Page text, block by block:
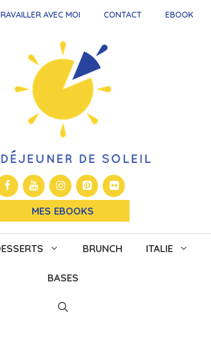
AVEC MOI CONTACT EBOOK
MES EBOOKS
BRUNCH ITALIE
BASES